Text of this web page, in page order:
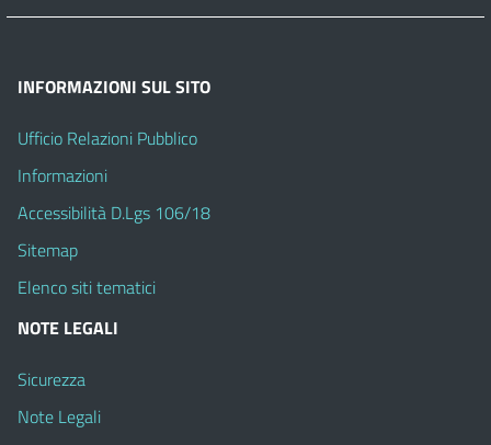
INFORMAZIONI SUL SITO
Ufficio Relazioni Pubblico
Informazioni
Accessibilità D.Lgs 106/18
Sitemap
Elenco siti tematici
NOTE LEGALI
Sicurezza
Note Legali